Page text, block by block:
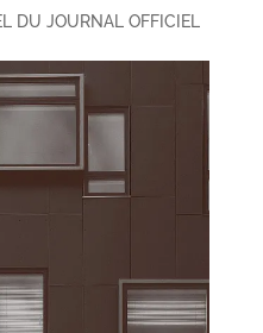
DU JOURNAL OFFICIEL